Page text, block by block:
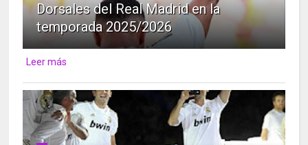
Dorsales del Real Madrid en la
temporada 2025/2026
Leer más